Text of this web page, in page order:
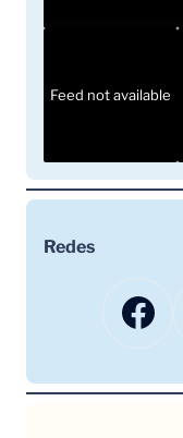
Feed not available
Redes
Facebook